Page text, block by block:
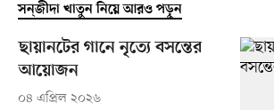
সন্‌জীদা খাতুন নিয়ে আরও পড়ুন
ছায়ানটের গানে নৃত্যে বসন্তের
আয়োজন
০৪ এপ্রিল ২০২৬